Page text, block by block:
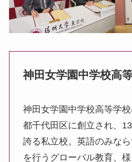
神田女学園中学校高
神田女学園中学校高等学
都千代田区に創立され、
誇る私立校。英語のみな
を行うグローバル教育、